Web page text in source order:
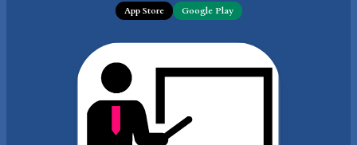
App Store Google Play